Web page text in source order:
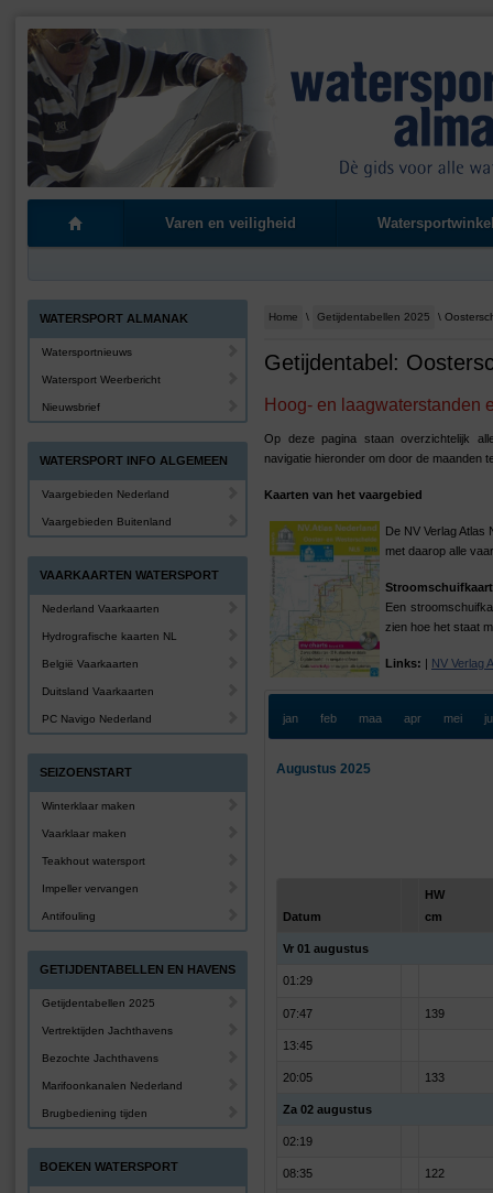
Varen en veiligheid
Home \ Getijdentabellen 2025 \
Getijdentabel:
Hoog- en laagwaterstanden
Op deze pagina staan overzichtelijk
navigatie hieronder om door de maanden
Kaarten van het vaargebied
De NV Verlag
met daarop alle
Stroomschuifkaart
Een
zien hoe het staat
Links: | NV Verlag
jan feb maa apr mei
Augustus 2025
Datum
HW
cm
Vr 01 augustus
01:29
07:47 139
13:45
20:05 133
Za 02 augustus
02:19
08:35 122
WATERSPORT ALMANAK
Watersportnieuws
Watersport Weerbericht
Nieuwsbrief
WATERSPORT INFO ALGEMEEN
Vaargebieden Nederland
Vaargebieden Buitenland
VAARKAARTEN WATERSPORT
Nederland Vaarkaarten
Hydrografische kaarten NL
België Vaarkaarten
Duitsland Vaarkaarten
PC Navigo Nederland
SEIZOENSTART
Winterklaar maken
Vaarklaar maken
Teakhout watersport
Impeller vervangen
Antifouling
GETIJDENTABELLEN EN HAVENS
Getijdentabellen 2025
Vertrektijden Jachthavens
Bezochte Jachthavens
Marifoonkanalen Nederland
Brugbediening tijden
BOEKEN WATERSPORT